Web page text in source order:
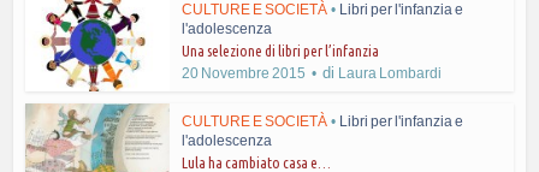
CULTURE E SOCIETÀ • Libri per l'infanzia e
l'adolescenza
Una selezione di libri per l’infanzia
20 Novembre 2015
di Laura Lombardi
CULTURE E SOCIETÀ • Libri per l'infanzia e
l'adolescenza
Lula ha cambiato casa e…